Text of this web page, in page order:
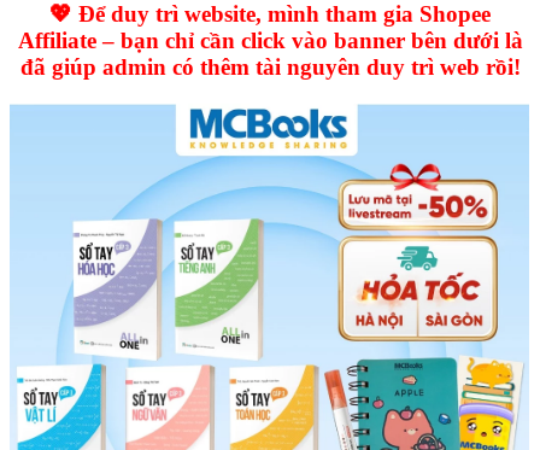
💖 Để duy trì website, mình tham gia Shopee
Affiliate – bạn chỉ cần click vào banner bên dưới là
đã giúp admin có thêm tài nguyên duy trì web rồi!